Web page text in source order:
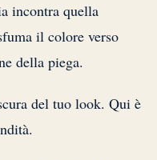
incontra quella
il colore verso
della piega.
del tuo look. Qui è